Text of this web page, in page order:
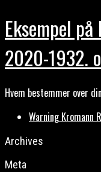
Eksempel
2020-1932.
Hvem bestemmer over
Warning Kromann
Archives
Meta